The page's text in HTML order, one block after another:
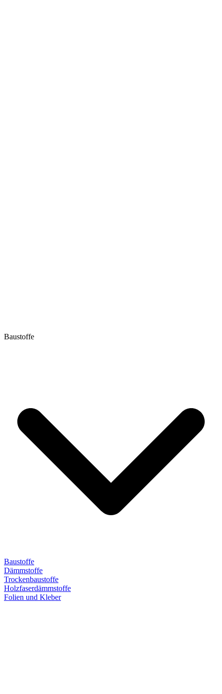
Baustoffe
Baustoffe
Dämmstoffe
Trockenbaustoffe
Holzfaserdämmstoffe
Folien und Kleber